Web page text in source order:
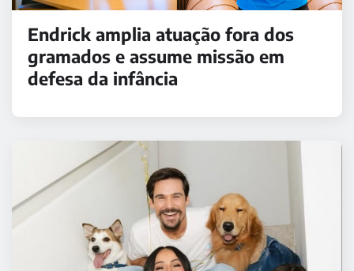
Endrick amplia atuação fora dos
gramados e assume missão em
defesa da infância